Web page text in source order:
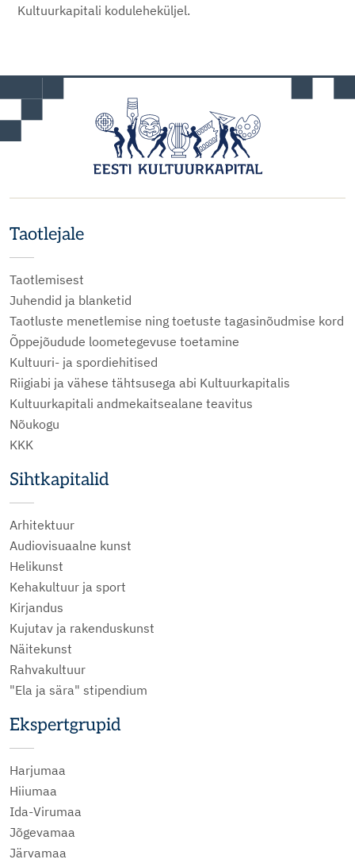
Kultuurkapitali koduleheküljel.
Taotlejale
Taotlemisest
Juhendid ja blanketid
Taotluste menetlemise ning toetuste tagasinõudmise kord
Õppejõudude loometegevuse toetamine
Kultuuri- ja spordiehitised
Riigiabi ja vähese tähtsusega abi Kultuurkapitalis
Kultuurkapitali andmekaitsealane teavitus
Nõukogu
KKK
Sihtkapitalid
Arhitektuur
Audiovisuaalne kunst
Helikunst
Kehakultuur ja sport
Kirjandus
Kujutav ja rakenduskunst
Näitekunst
Rahvakultuur
"Ela ja sära" stipendium
Ekspertgrupid
Harjumaa
Hiiumaa
Ida-Virumaa
Jõgevamaa
Järvamaa